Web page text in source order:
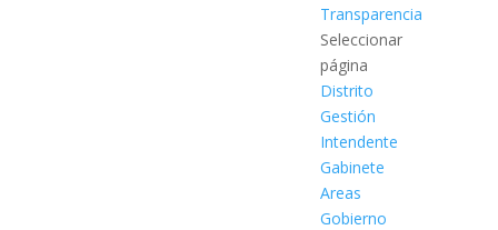
Transparencia
Seleccionar
página
Distrito
Gestión
Intendente
Gabinete
Areas
Gobierno